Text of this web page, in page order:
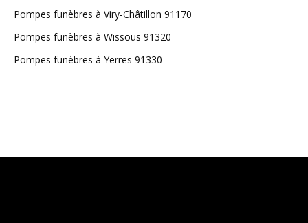
Pompes funèbres à Viry-Châtillon 91170
Pompes funèbres à Wissous 91320
Pompes funèbres à Yerres 91330